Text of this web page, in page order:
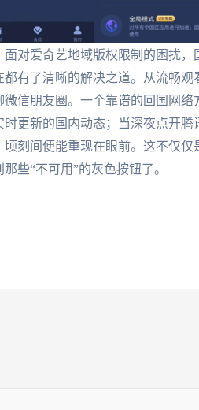
面对爱奇艺地域版权限制的困扰
都有了清晰的解决之道。从流畅
微信朋友圈。一个靠谱的回国网
时更新的国内动态；当深夜点开
刻间便能重现在眼前。这不仅
些“不可用”的灰色按钮了。